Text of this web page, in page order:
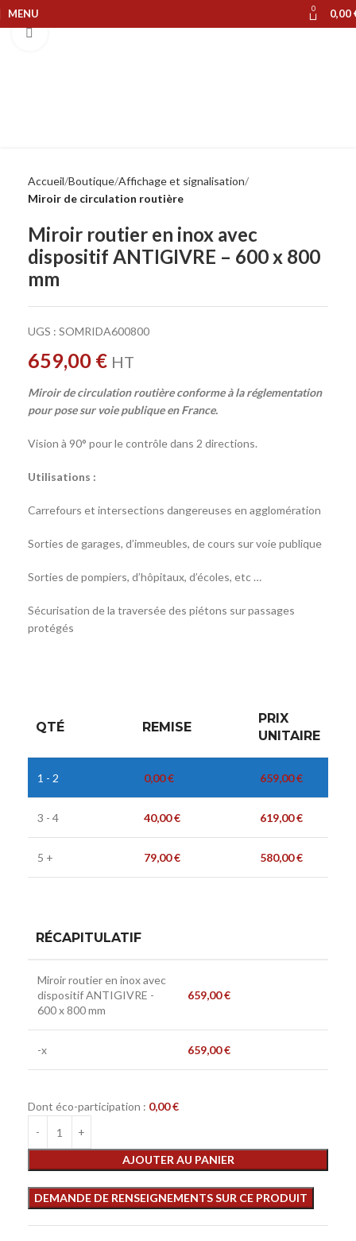
MENU 0 0,00
Accueil Boutique Affichage et signalisation
Miroir de circulation routière
Miroir routier en inox avec
dispositif ANTIGIVRE – 600 x 800
mm
UGS : SOMRIDA600800
659,00 € HT
Miroir de circulation routière conforme à la réglementation
pour pose sur voie publique en France.
Vision à 90° pour le contrôle dans 2 directions.
Utilisations :
Carrefours et intersections dangereuses en agglomération
Sorties de garages, d’immeubles, de cours sur voie publique
Sorties de pompiers, d’hôpitaux, d’écoles, etc …
Sécurisation de la traversée des piétons sur passages
protégés
QTÉ REMISE
PRIX
UNITAIRE
1 - 2 0,00€ 659,00€
3 - 4 40,00€ 619,00€
5 + 79,00€ 580,00€
RÉCAPITULATIF
Miroir routier en inox avec
dispositif ANTIGIVRE -
600 x 800 mm
659,00€
-x 659,00€
Dont éco-participation : 0,00€
AJOUTER AU PANIER